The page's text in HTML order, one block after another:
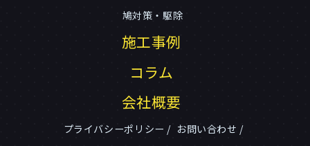
鳩対策・駆除
施工事例
コラム
会社概要
プライバシーポリシー お問い合わせ